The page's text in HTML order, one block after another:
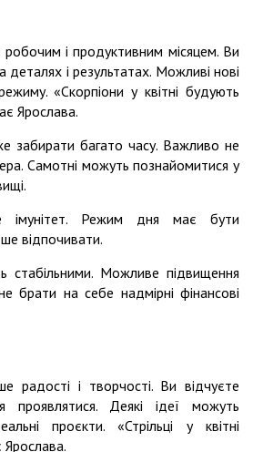
робочим і продуктивним місяцем. Ви
і результатах. Можливі нові
«Скорпіони у квітні будують
Ярослава.
забирати багато часу. Важливо не
Самотні можуть познайомитися у
імунітет. Режим дня має бути
відпочивати.
стабільними. Можливе підвищення
брати на себе надмірні фінансові
радості і творчості. Ви відчуєте
проявлятися. Деякі ідеї можуть
проєкти. «Стрільці у квітні
Ярослава.